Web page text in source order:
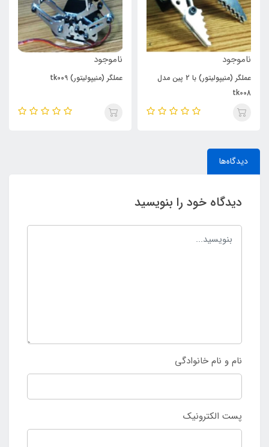
با 2 پین مدل عملگر (منیپولیتور) tk009
ناموجود
شاسی هوشمند ربات با پیش
دیدگاه‌ها
دیدگاه خود را بنویسید
نام و نام خانوادگی
پست الکترونیک